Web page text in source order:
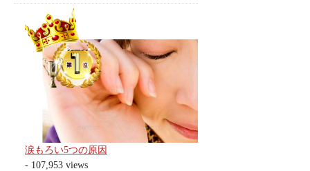
涙もろい5つの原因
- 107,953 views